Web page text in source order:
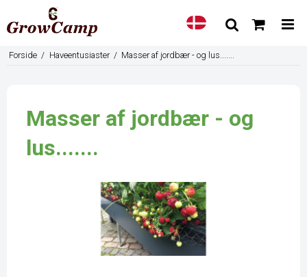
Forside / Haveentusiaster / Masser af jordbær - og lus.......
Masser af jordbær - og
lus.......